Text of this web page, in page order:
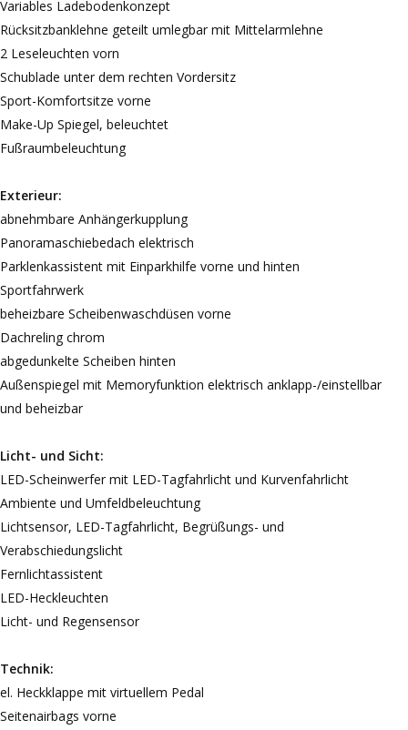
Variables Ladebodenkonzept
Rücksitzbanklehne geteilt umlegbar mit Mittelarmlehne
2 Leseleuchten vorn
Schublade unter dem rechten Vordersitz
Sport-Komfortsitze vorne
Make-Up Spiegel, beleuchtet
Fußraumbeleuchtung
Exterieur:
abnehmbare Anhängerkupplung
Panoramaschiebedach elektrisch
Parklenkassistent mit Einparkhilfe vorne und hinten
Sportfahrwerk
beheizbare Scheibenwaschdüsen vorne
Dachreling chrom
abgedunkelte Scheiben hinten
Außenspiegel mit Memoryfunktion elektrisch anklapp-/einstellbar
und beheizbar
Licht- und Sicht:
LED-Scheinwerfer mit LED-Tagfahrlicht und Kurvenfahrlicht
Ambiente und Umfeldbeleuchtung
Lichtsensor, LED-Tagfahrlicht, Begrüßungs- und
Verabschiedungslicht
Fernlichtassistent
LED-Heckleuchten
Licht- und Regensensor
Technik:
el. Heckklappe mit virtuellem Pedal
Seitenairbags vorne